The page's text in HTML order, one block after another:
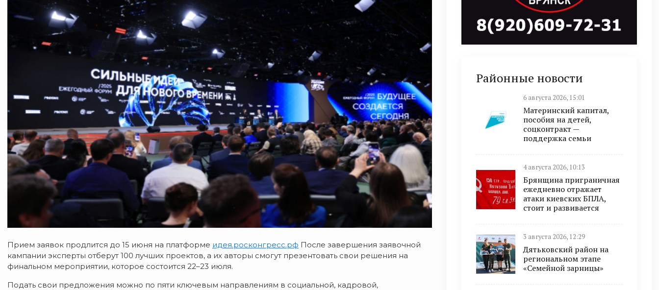
Прием заявок продлится до 15 июня на платформе идея.росконгресс.рф После завершения заявочной
кампании эксперты отберут 100 лучших проектов, а их авторы смогут презентовать свои решения на
финальном мероприятии, которое состоится 22–23 июля.
Подать свои предложения можно по пяти ключевым направлениям в социальной, кадровой,
Районные новости
6 августа 2026, 15:01
Материнский капитал,
пособия на детей,
соцконтракт —
поддержка семьи
4 августа 2026, 10:13
Брянщина приграничная
ежедневно отражает
атаки киевских БПЛА,
стоит и развивается
3 августа 2026, 12:29
Дятьковский район на
региональном этапе
«Семейной зарницы»